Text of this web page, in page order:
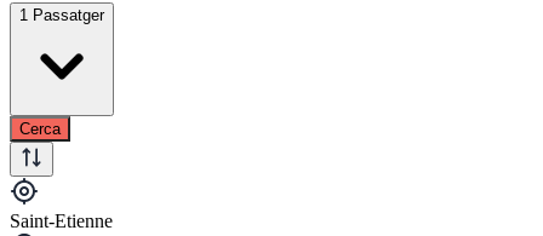
1 Passatger
Cerca
Saint-Etienne